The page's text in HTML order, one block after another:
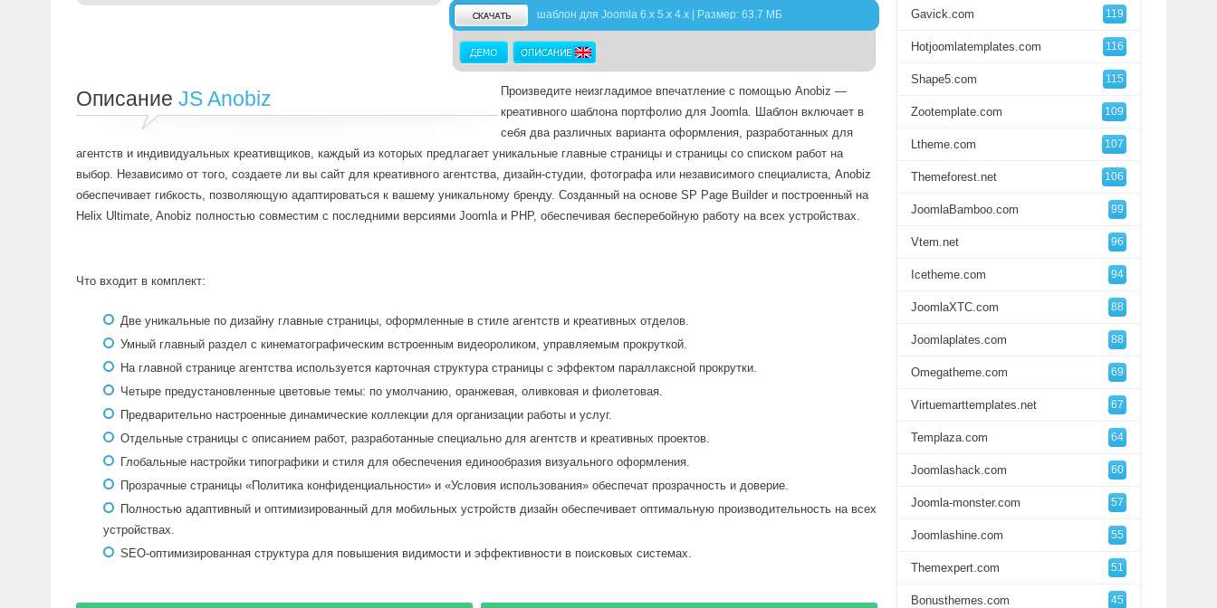
шаблон для Joomla 6.x 5.x 4.x | Размер: 63.7 МБ
Описание JS Anobiz
Произведите неизгладимое впечатление с помощью Anobiz —
креативного шаблона портфолио для Joomla. Шаблон включает в
себя два различных варианта оформления, разработанных для
агентств и индивидуальных креативщиков, каждый из которых предлагает уникальные главные страницы и страницы со списком работ на
выбор. Независимо от того, создаете ли вы сайт для креативного агентства, дизайн-студии, фотографа или независимого специалиста, Anobiz
обеспечивает гибкость, позволяющую адаптироваться к вашему уникальному бренду. Созданный на основе SP Page Builder и построенный на
Helix Ultimate, Anobiz полностью совместим с последними версиями Joomla и PHP, обеспечивая бесперебойную работу на всех устройствах.
Что входит в комплект:
Две уникальные по дизайну главные страницы, оформленные в стиле агентств и креативных отделов.
Умный главный раздел с кинематографическим встроенным видеороликом, управляемым прокруткой.
На главной странице агентства используется карточная структура страницы с эффектом параллаксной прокрутки.
Четыре предустановленные цветовые темы: по умолчанию, оранжевая, оливковая и фиолетовая.
Предварительно настроенные динамические коллекции для организации работы и услуг.
Отдельные страницы с описанием работ, разработанные специально для агентств и креативных проектов.
Глобальные настройки типографики и стиля для обеспечения единообразия визуального оформления.
Прозрачные страницы «Политика конфиденциальности» и «Условия использования» обеспечат прозрачность и доверие.
Полностью адаптивный и оптимизированный для мобильных устройств дизайн обеспечивает оптимальную производительность на всех
устройствах.
SEO-оптимизированная структура для повышения видимости и эффективности в поисковых системах.
Gavick.com 119
Hotjoomlatemplates.com 116
Shape5.com 115
Zootemplate.com 109
Ltheme.com 107
Themeforest.net 106
JoomlaBamboo.com 99
Vtem.net 96
Icetheme.com 94
JoomlaXTC.com 88
Joomlaplates.com 88
Omegatheme.com 69
Virtuemarttemplates.net 67
Templaza.com 64
Joomlashack.com 60
Joomla-monster.com 57
Joomlashine.com 55
Themexpert.com 51
Bonusthemes.com 45
Вход